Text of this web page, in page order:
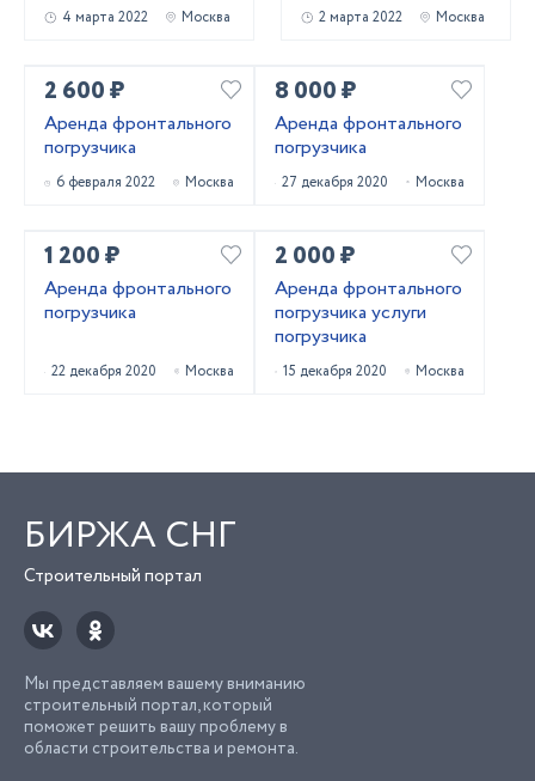
4 марта 2022 Москва 2 марта 2022 Москва
2 600 ₽
Аренда фронтального
погрузчика
6 февраля 2022 Москва
8 000 ₽
Аренда фронтального
погрузчика
27 декабря 2020 Москва
1 200 ₽
Аренда фронтального
погрузчика
22 декабря 2020 Москва
2 000 ₽
Аренда фронтального
погрузчика услуги
погрузчика
15 декабря 2020 Москва
БИРЖА СНГ
Строительный портал
Мы представляем вашему вниманию
строительный портал, который
поможет решить вашу проблему в
области строительства и ремонта.